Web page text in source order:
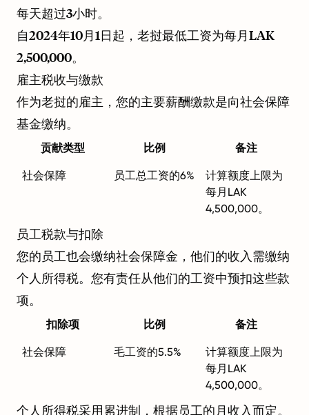
每天超过3小时。
自2024年10月1日起，老挝最低工资为每月LAK
2,500,000。
雇主税收与缴款
作为老挝的雇主，您的主要薪酬缴款是向社会保障
基金缴纳。
贡献类型 比例 备注
社会保障 员工总工资的6%
计算额度上限为
每月LAK
4,500,000。
员工税款与扣除
您的员工也会缴纳社会保障金，他们的收入需缴纳
个人所得税。您有责任从他们的工资中预扣这些款
项。
扣除项 比例 备注
社会保障 毛工资的5.5%
计算额度上限为
每月LAK
4,500,000。
个人所得税采用累进制，根据员工的月收入而定。